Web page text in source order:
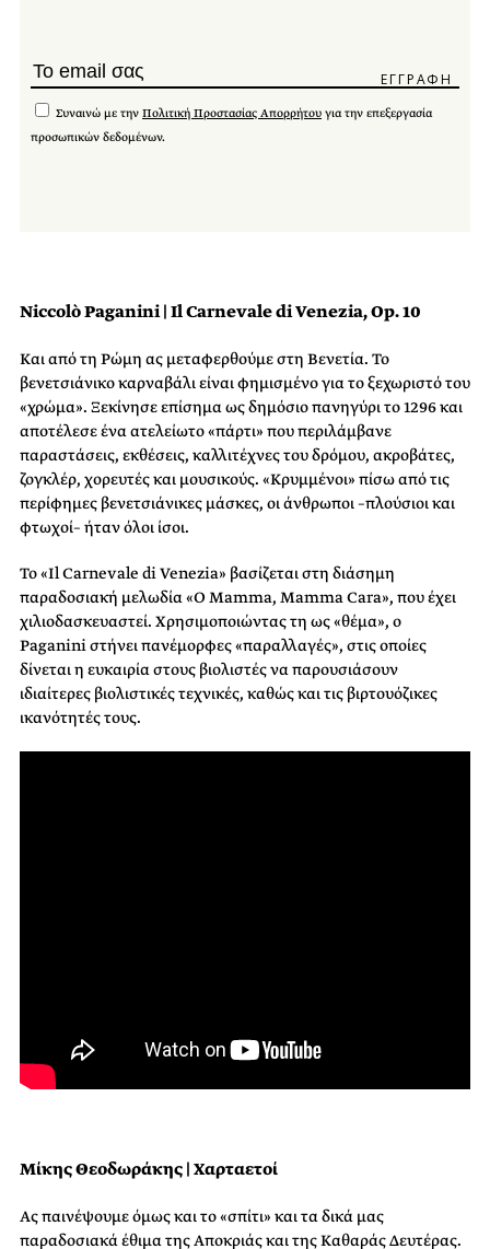
Συναινώ με την Πολιτική Προστασίας Απορρήτου για την επεξεργασία
προσωπικών δεδομένων.
NiccolòPaganini | Il Carnevale di Venezia, Op. 10
Και από τη Ρώμη ας μεταφερθούμε στη Βενετία. Το
βενετσιάνικο καρναβάλι είναι φημισμένο για το ξεχωριστό του
«χρώμα». Ξεκίνησε επίσημα ως δημόσιο πανηγύρι το 1296 και
αποτέλεσε ένα ατελείωτο «πάρτι» που περιλάμβανε
παραστάσεις, εκθέσεις, καλλιτέχνες του δρόμου, ακροβάτες,
ζογκλέρ, χορευτές και μουσικούς. «Κρυμμένοι» πίσω από τις
περίφημες βενετσιάνικες μάσκες, οι άνθρωποι –πλούσιοι και
φτωχοί– ήταν όλοι ίσοι.
To «Il Carnevale di Venezia» βασίζεται στη διάσημη
παραδοσιακή μελωδία «O Μamma, Μamma Cara», που έχει
χιλιοδασκευαστεί. Χρησιμοποιώντας τη ως «θέμα», ο
Paganini στήνει πανέμορφες «παραλλαγές», στις οποίες
δίνεται η ευκαιρία στους βιολιστές να παρουσιάσουν
ιδιαίτερες βιολιστικές τεχνικές, καθώς και τις βιρτουόζικες
ικανότητές τους.
Μίκης Θεοδωράκης | Χαρταετοί
Ας παινέψουμε όμως και το «σπίτι» και τα δικά μας
παραδοσιακά έθιμα της Aποκριάς και της Καθαράς Δευτέρας.